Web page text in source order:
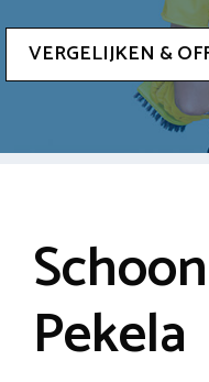
VERGELIJKEN &
Pekela